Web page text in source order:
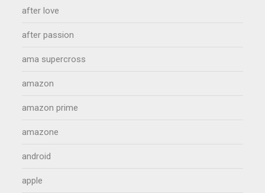
after love
after passion
ama supercross
amazon
amazon prime
amazone
android
apple